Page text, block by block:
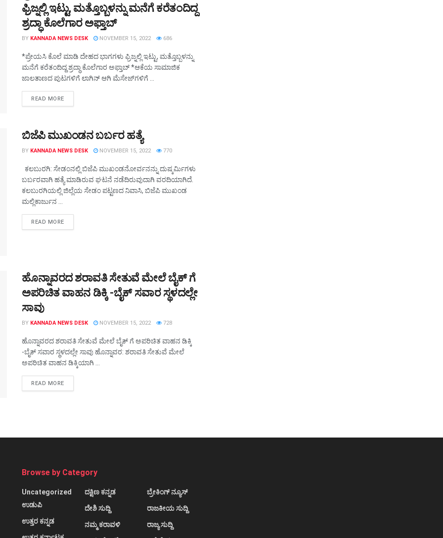
ಫ್ರಿಜ್ನಲ್ಲಿ ಇಟ್ಟು, ಮತ್ತೊಬ್ಬಳನ್ನು ಮನೆಗೆ ಕರೆತಂದಿದ್ದ
ಶ್ರದ್ಧಾ ಕೊಲೆಗಾರ ಅಫ್ತಾಬ್
BY KANNADA NEWS DESK NOVEMBER 15, 2022 686
*ಪ್ರೇಯಸಿ ಕೊಲೆ ಮಾಡಿ ದೇಹದ ಭಾಗಗಳು ಫ್ರಿಜ್ನಲ್ಲಿ ಇಟ್ಟು, ಮತ್ತೊಬ್ಬಳನ್ನು
ಮನೆಗೆ ಕರೆತಂದಿದ್ದ ಶ್ರದ್ಧಾ ಕೊಲೆಗಾರ ಅಫ್ತಾಬ್ *ಆಕೆಯ ಸಾಮಾಜಿಕ
ಜಾಲತಾಣದ ಪುಟಗಳಿಗೆ ಲಾಗಿನ್‌ ಆಗಿ ಮೆಸೇಜ್‌ಗಳಿಗೆ ...
READ MOREDETAILS
ಬಿಜೆಪಿ ಮುಖಂಡನ ಬರ್ಬರ ಹತ್ಯೆ
BY KANNADA NEWS DESK NOVEMBER 15, 2022 770
ಕಲಬುರಗಿ: ಸೇಡಂನಲ್ಲಿ ಬಿಜೆಪಿ ಮುಖಂಡನೋರ್ವನನ್ನು ದುಷ್ಕರ್ಮಿಗಳು
ಬರ್ಬರವಾಗಿ ಹತ್ಯೆ ಮಾಡಿರುವ ಘಟನೆ ನಡೆದಿರುವುದಾಗಿ ವರದಿಯಾಗಿದೆ.
ಕಲಬುರಗಿಯಲ್ಲಿ ಜಿಲ್ಲೆಯ ಸೇಡಂ ಪಟ್ಟಣದ ನಿವಾಸಿ, ಬಿಜೆಪಿ ಮುಖಂಡ
ಮಲ್ಲಿಕಾರ್ಜುನ ...
READ MOREDETAILS
ಹೊನ್ನಾವರದ ಶರಾವತಿ ಸೇತುವೆ ಮೇಲೆ ಬೈಕ್ ಗೆ
ಅಪರಿಚಿತ ವಾಹನ ಡಿಕ್ಕಿ -ಬೈಕ್ ಸವಾರ ಸ್ಥಳದಲ್ಲೇ
ಸಾವು
BY KANNADA NEWS DESK NOVEMBER 15, 2022 728
ಹೊನ್ನಾವರದ ಶರಾವತಿ ಸೇತುವೆ ಮೇಲೆ ಬೈಕ್ ಗೆ ಅಪರಿಚಿತ ವಾಹನ ಡಿಕ್ಕಿ
-ಬೈಕ್ ಸವಾರ ಸ್ಥಳದಲ್ಲೇ ಸಾವು ಹೊನ್ನಾವರ: ಶರಾವತಿ ಸೇತುವೆ ಮೇಲೆ
ಅಪರಿಚಿತ ವಾಹನ ಡಿಕ್ಕಿಯಾಗಿ ...
READ MOREDETAILS
Browse by Category
Uncategorized
ಉಡುಪಿ
ಉತ್ತರ ಕನ್ನಡ
ದಕ್ಷಿಣ ಕನ್ನಡ
ದೇಶಿ ಸುದ್ದಿ
ನಮ್ಮ ಕರಾವಳಿ
ಬ್ರೇಕಿಂಗ್ ನ್ಯೂಸ್
ರಾಜಕೀಯ ಸುದ್ದಿ
ರಾಜ್ಯ ಸುದ್ದಿ